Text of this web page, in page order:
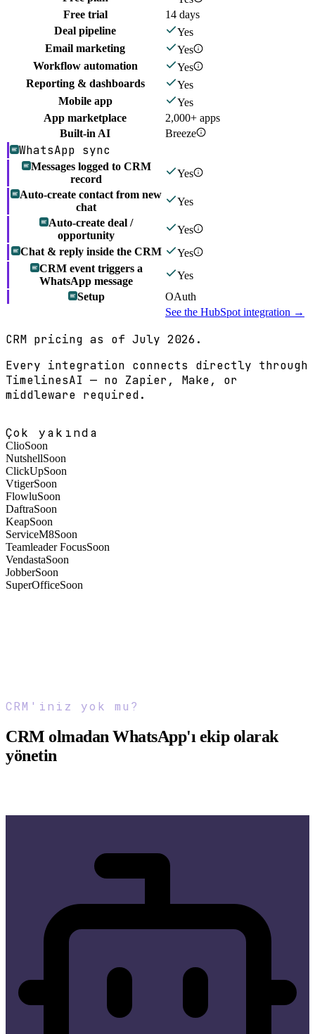
Free trial
14 days
Deal pipeline
Yes
Email marketing
Yes
Workflow automation
Yes
Reporting & dashboards
Yes
Mobile app
Yes
App marketplace
2,000+ apps
Built-in AI
Breeze
WhatsApp sync
Messages logged to CRM
record
Yes
Auto-create contact from new
chat
Yes
Auto-create deal /
opportunity
Yes
Chat & reply inside the CRM
Yes
CRM event triggers a
WhatsApp message
Yes
Setup
OAuth
See the HubSpot integration →
CRM pricing as of July 2026.
Every integration connects directly through
TimelinesAI — no Zapier, Make, or
middleware required.
Çok yakında
ClioSoon
NutshellSoon
ClickUpSoon
VtigerSoon
FlowluSoon
DaftraSoon
KeapSoon
ServiceM8Soon
Teamleader FocusSoon
VendastaSoon
JobberSoon
SuperOfficeSoon
CRM'iniz yok mu?
CRM olmadan WhatsApp'ı ekip olarak
yönetin